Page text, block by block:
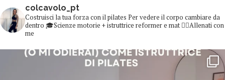
colcavolo_pt
Costruisci la tua forza con il pilates Per vedere il corpo cambiare da
dentro 🎓Scienze motorie + istruttrice reformer e mat 👇🏻Allenati con
me